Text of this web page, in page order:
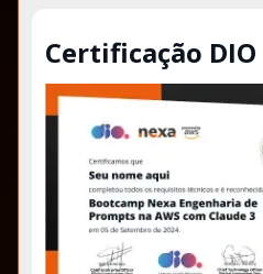
Certificação DIO